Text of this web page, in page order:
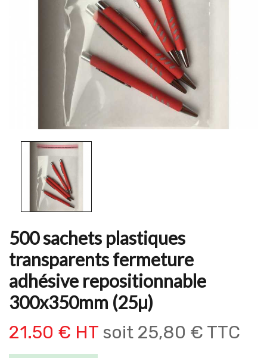
500 sachets plastiques
transparents fermeture
adhésive repositionnable
300x350mm (25µ)
21.50 € HT soit 25,80 € TTC